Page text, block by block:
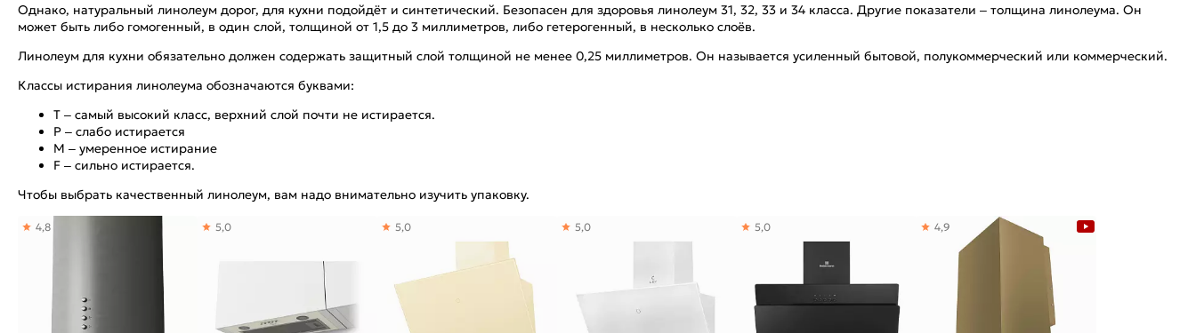
Однако, натуральный линолеум дорог, для кухни подойдёт и синтетический. Безопасен для здоровья линолеум 31, 32, 33 и 34 класса. Другие показатели – толщина линолеума. Он
может быть либо гомогенный, в один слой, толщиной от 1,5 до 3 миллиметров, либо гетерогенный, в несколько слоёв.
Линолеум для кухни обязательно должен содержать защитный слой толщиной не менее 0,25 миллиметров. Он называется усиленный бытовой, полукоммерческий или коммерческий.
Классы истирания линолеума обозначаются буквами:
Т – самый высокий класс, верхний слой почти не истирается.
Р – слабо истирается
М – умеренное истирание
F – сильно истирается.
Чтобы выбрать качественный линолеум, вам надо внимательно изучить упаковку.
4,8 5,0 5,0 5,0 5,0 4,9